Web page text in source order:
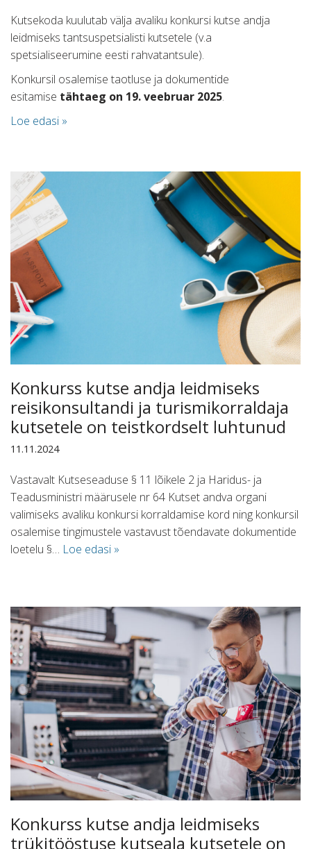
Kutsekoda kuulutab välja avaliku konkursi kutse andja
leidmiseks tantsuspetsialisti kutsetele (v.a
spetsialiseerumine eesti rahvatantsule).
Konkursil osalemise taotluse ja dokumentide
esitamise tähtaeg on 19. veebruar 2025.
Loe edasi »
Konkurss kutse andja leidmiseks
reisikonsultandi ja turismikorraldaja
kutsetele on teistkordselt luhtunud
11.11.2024
Vastavalt Kutseseaduse § 11 lõikele 2 ja Haridus- ja
Teadusministri määrusele nr 64 Kutset andva organi
valimiseks avaliku konkursi korraldamise kord ning konkursil
osalemise tingimustele vastavust tõendavate dokumentide
loetelu §… Loe edasi »
Konkurss kutse andja leidmiseks
trükitööstuse kutseala kutsetele on